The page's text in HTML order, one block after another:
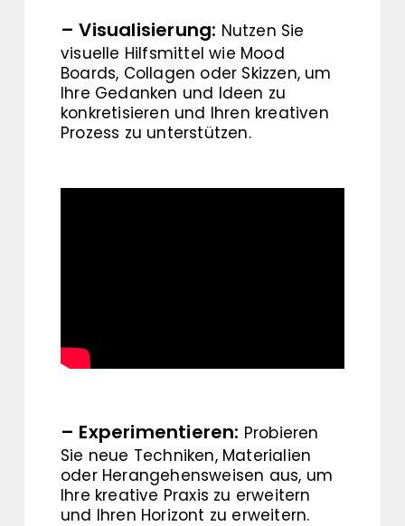
– Visualisierung: Nutzen Sie
visuelle Hilfsmittel wie Mood
Boards, Collagen oder Skizzen, um
Ihre Gedanken und Ideen zu
konkretisieren und Ihren kreativen
Prozess zu unterstützen.
– Experimentieren: Probieren
Sie neue Techniken, Materialien
oder Herangehensweisen aus, um
Ihre kreative Praxis zu erweitern
und Ihren Horizont zu erweitern.